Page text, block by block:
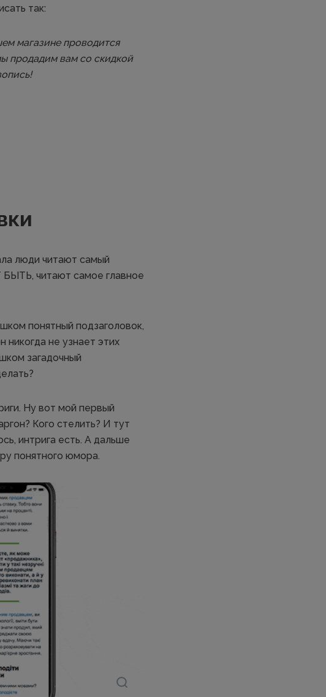
так:
магазине проводится
продадим вам со скидкой
люди читают самый
читают самое главное
понятный подзаголовок,
никогда не узнает этих
загадочный
Ну вот мой первый
Кого стелить? И тут
интрига есть. А дальше
понятного юмора.